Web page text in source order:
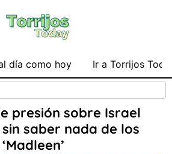
día como hoy Ir a Torrijos
presión sobre Israel
saber nada de los